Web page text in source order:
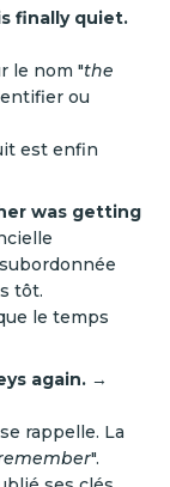
finally quiet.
le nom "the
ou
est enfin
was getting
tôt.
le temps
again. →
rappelle. La
".